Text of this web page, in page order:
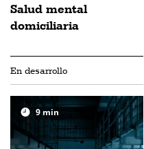
Salud mental
domiciliaria
En desarrollo
9 min